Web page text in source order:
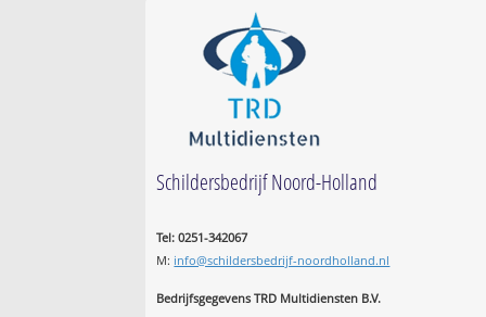
Schildersbedrijf Noord-Holland
Tel: 0251-342067
M: info@schildersbedrijf-noordholland.nl
Bedrijfsgegevens TRD Multidiensten B.V.